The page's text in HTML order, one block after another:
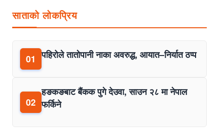
साताको लोकप्रिय
01 पहिरोले तातोपानी नाका अवरुद्ध, आयात–निर्यात ठप्प
02
हङकङबाट बैंकक पुगे देउवा, साउन २८ मा नेपाल
फर्किने